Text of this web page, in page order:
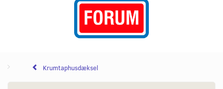
Krumtaphusdæksel